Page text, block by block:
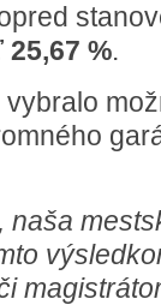
%.
naša